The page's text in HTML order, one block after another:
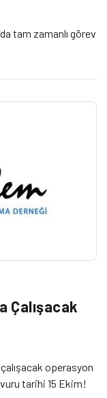
tam zamanlı görev
Çalışacak
operasyon
tarihi 15 Ekim!